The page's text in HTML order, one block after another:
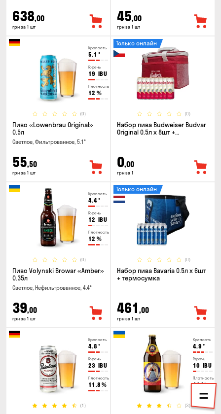
638,00
грн за 1 шт
45,00
грн за 1 шт
Крепость
5.1 °
Горечь
19 IBU
Плотность
12 %
(0)
Пиво «Lowenbrau Original»
0.5л
Светлое, Фильтрованное, 5.1°
55,50
грн за 1 шт
(0)
Только онлайн
Набор пива Budweiser Budvar
Original 0.5л x 8шт +
0,00
грн за 1
Крепость
4.4°
Горечь
12 IBU
Плотность
12 %
(0)
Пиво Volynski Browar «Amber»
0.35л
Светлое, Нефильтрованное, 4.4°
39,00
грн за 1 шт
(0)
Только онлайн
Набор пива Bavaria 0.5л х 6шт
+ термосумка
461 ,00
грн за 1 шт
Крепость
4.8 °
Горечь
23 IBU
Плотность
11.8 %
(1)
Крепость
4.9 °
Горечь
10 IBU
Плотность
11%
(3)